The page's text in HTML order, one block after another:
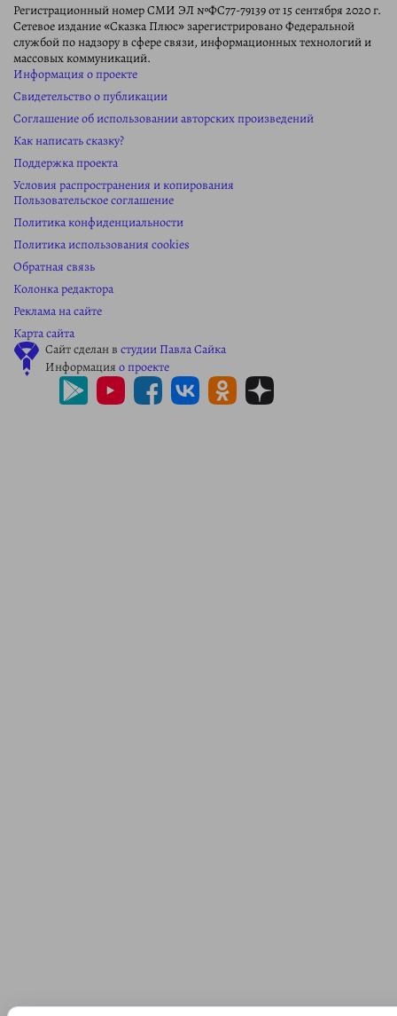
Регистрационный номер СМИ ЭЛ №ФС77-79139 от 15 сентября 2020 г.
Сетевое издание «Сказка Плюс» зарегистрировано Федеральной
службой по надзору в сфере связи, информационных технологий и
массовых коммуникаций.
Информация о проекте
Свидетельство о публикации
Соглашение об использовании авторских произведений
Как написать сказку?
Поддержка проекта
Условия распространения и копирования
Пользовательское соглашение
Политика конфиденциальности
Политика использования cookies
Обратная связь
Колонка редактора
Реклама на сайте
Карта сайта
Сайт сделан в студии Павла Сайка
Информация о проекте